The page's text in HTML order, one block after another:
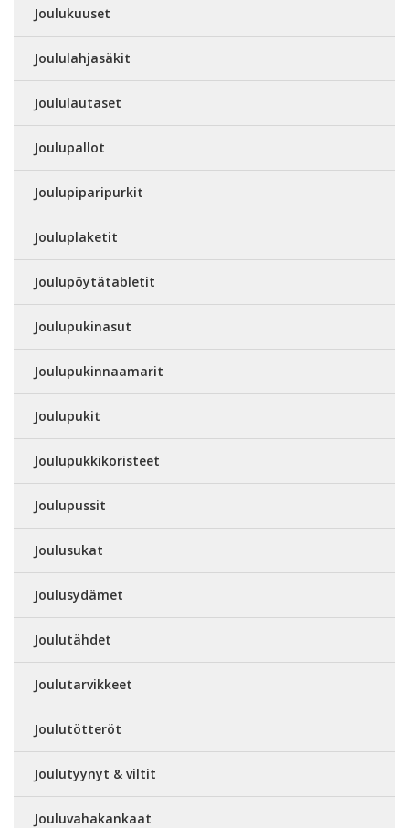
Joulukuuset
Joululahjasäkit
Joululautaset
Joulupallot
Joulupiparipurkit
Jouluplaketit
Joulupöytätabletit
Joulupukinasut
Joulupukinnaamarit
Joulupukit
Joulupukkikoristeet
Joulupussit
Joulusukat
Joulusydämet
Joulutähdet
Joulutarvikkeet
Joulutötteröt
Joulutyynyt & viltit
Jouluvahakankaat